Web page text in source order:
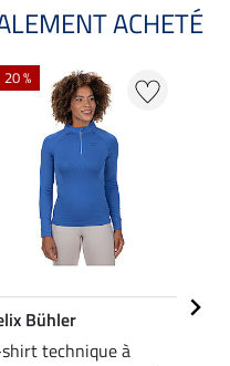
ACHETÉ
20 %
Bühler
technique à
Felix